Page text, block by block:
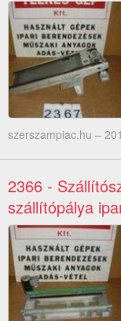
szerszampiac.hu –
2366 -
szállítópálya